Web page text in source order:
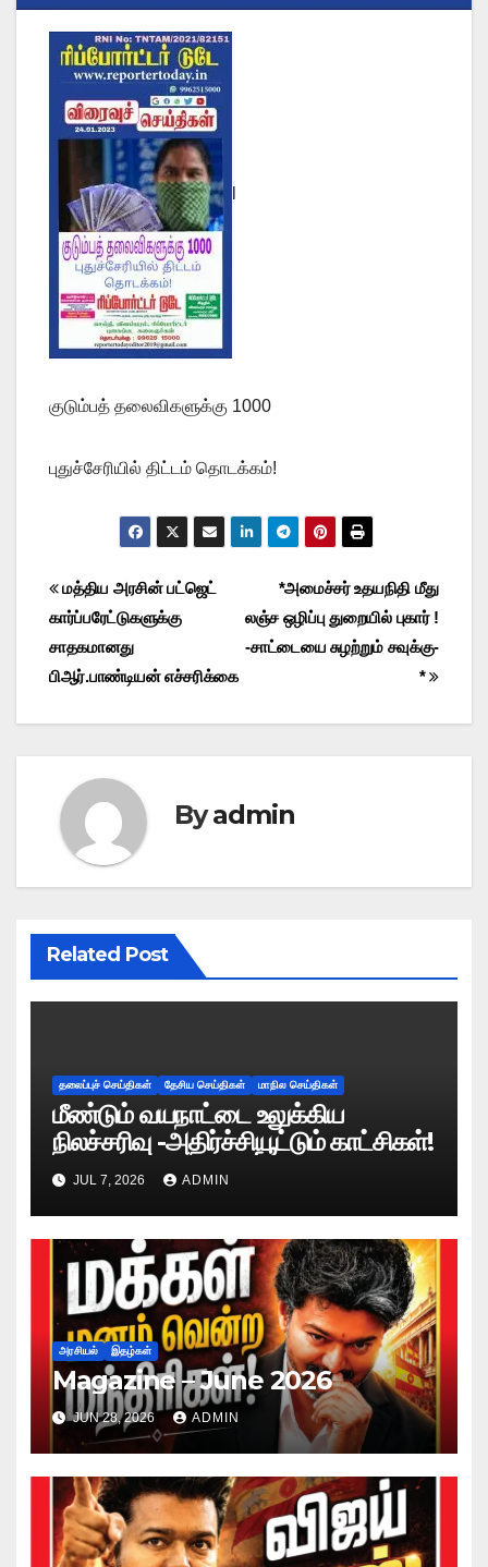
குடும்பத் தலைவிகளுக்கு 1000
புதுச்சேரியில் திட்டம் தொடக்கம்!
Post
navigation
*அமைச்சர் உதயநிதி மீது
லஞ்ச ஒழிப்பு துறையில் புகார் !
-சாட்டையை சுழற்றும் சவுக்கு-
*
மத்திய அரசின் பட்ஜெட்
கார்ப்பரேட்டுகளுக்கு
சாதகமானது
பிஆர்.பாண்டியன் எச்சரிக்கை
Byadmin
Related Post
தலைப்புச் செய்திகள் தேசிய செய்திகள் மாநில செய்திகள்
மீண்டும் வயநாட்டை உலுக்கிய
நிலச்சரிவு -அதிர்ச்சியூட்டும் காட்சிகள்!
JUL 7, 2026 ADMIN
அரசியல் இதழ்கள்
Magazine – June 2026
JUN 28, 2026 ADMIN